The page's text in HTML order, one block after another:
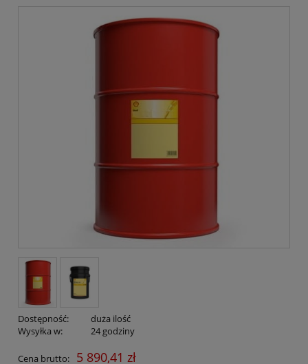
Dostępność:
duża ilość
Wysyłka w:
24 godziny
Cena brutto: 5 890,41 zł